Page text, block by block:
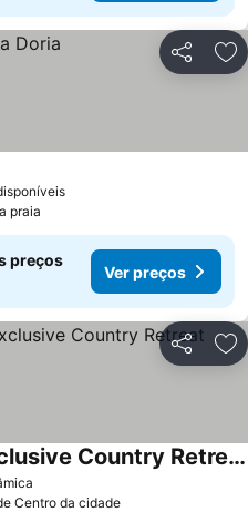
Partilhar
Ver preços
praia
preços
Ver preços
Partilhar
Il Borgo BagaBaga - Exclusive Country Retreat
Centro da cidade